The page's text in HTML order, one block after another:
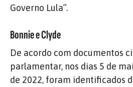
Governo Lula”.
Bonnie e Clyde
De acordo com documentos
parlamentar, nos dias 5 de
de 2022, foram identificados